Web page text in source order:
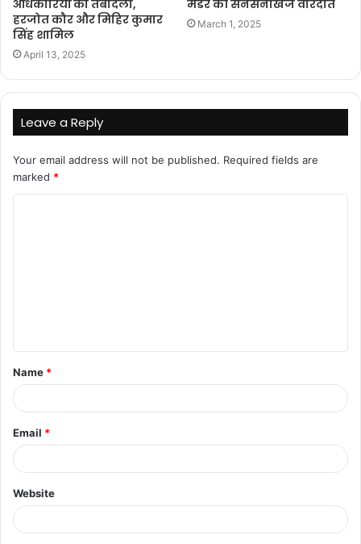
अधिकारियों का तबादला,
हरजोत कौर और मिहिर कुमार
सिंह शामिल
April 13, 2025
मर्डर की सनसनीखेज वारदात
March 1, 2025
Leave a Reply
Your email address will not be published. Required fields are
marked *
t
*
Name *
Email *
Website